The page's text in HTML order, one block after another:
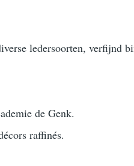
ledersoorten, verfijnd
de Genk.
raffinés.